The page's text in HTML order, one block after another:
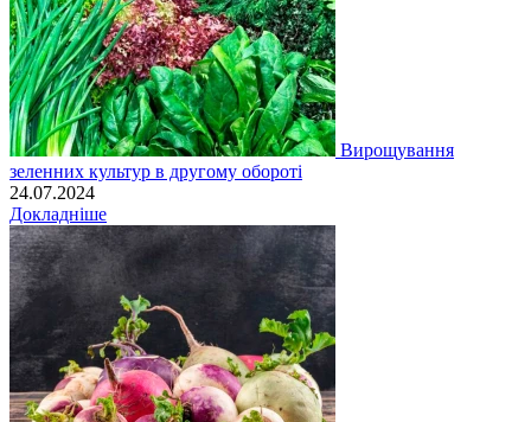
Вирощування
зеленних культур в другому обороті
24.07.2024
Докладніше